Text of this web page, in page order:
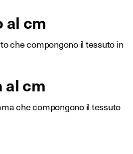
al cm
che compongono il tessuto in
al cm
che compongono il tessuto